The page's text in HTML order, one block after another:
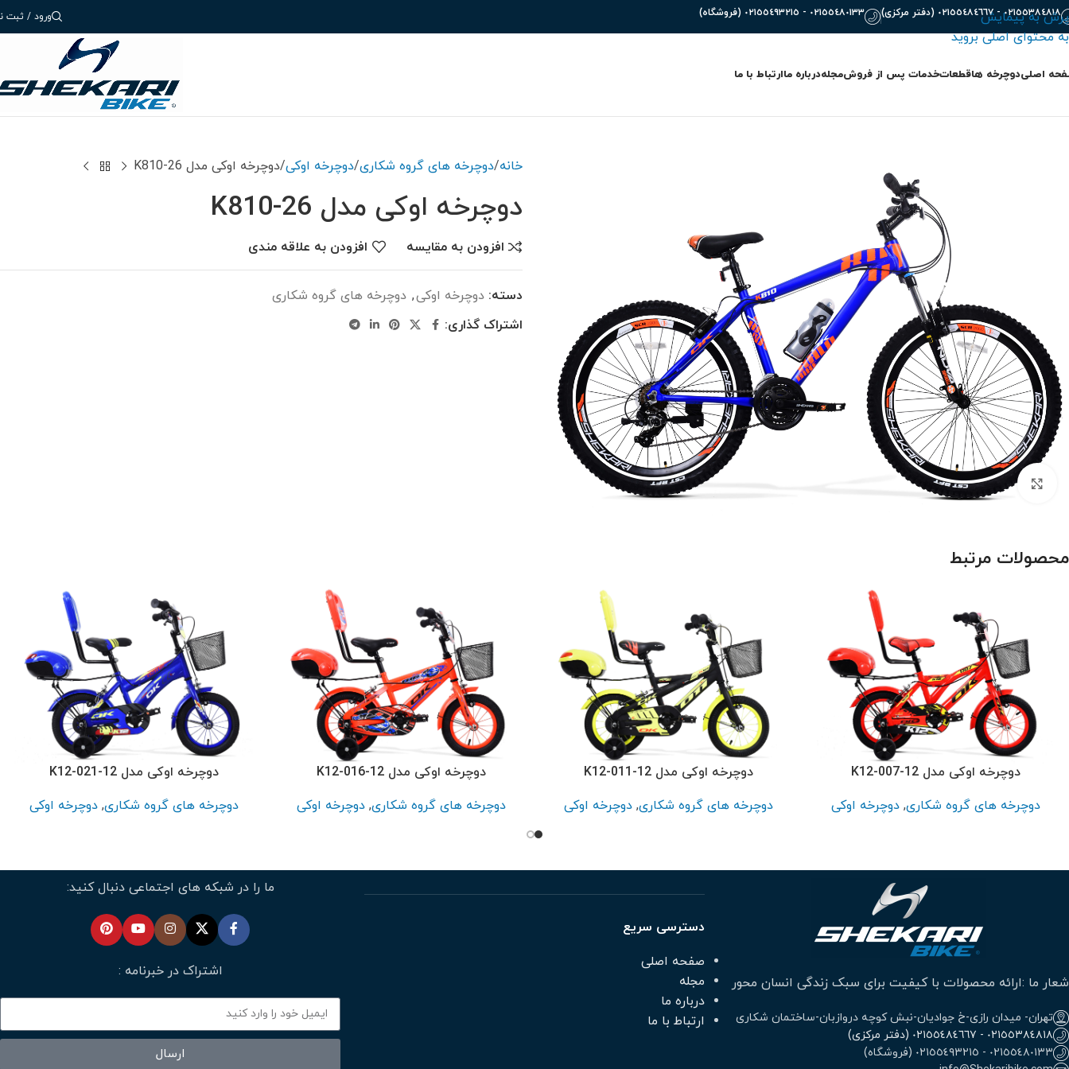
پرش به پیمایش
به محتوای اصلی بروید
٠٢١٥٥٣٨٤٨١٨ - ٠٢١٥٥٤٨٤٦٦٧ (دفتر مرکزی) ٠٢١٥٥٤٨٠١٣٣ - ٠٢١٥٥٤٩٣٢١٥ (فروشگاه) ورود / ثبت
اصلیدوچرخه ها
درباره برند اورلرد (OVERLORD)
سایز 29
سایز 27.5
سایز 26
پر بازدید ترین
سایز 16
قطعاتخدمات پس از فروشمجلهدرباره ماارتباط با ما
بزرگنمایی تصویر
خانه دوچرخه های گروه شکاری دوچرخه اوکی دوچرخه اوکی مدل K810-26
دوچرخه اوکی مدل K810-26
افزودن به مقایسه افزودن به علاقه مندی
دسته: دوچرخه اوکی, دوچرخه های گروه شکاری
اشتراک گذاری:
محصولات مرتبط
دوچرخه اوکی مدل K12-007-12
دوچرخه های گروه شکاری,دوچرخه اوکی
دوچرخه اوکی مدل K12-011-12
دوچرخه های گروه شکاری,دوچرخه اوکی
دوچرخه اوکی مدل K12-016-12
دوچرخه های گروه شکاری,دوچرخه اوکی
دوچرخه اوکی مدل K12-021-12
دوچرخه های گروه شکاری,دوچرخه اوکی
شعار ما :ارائه محصولات با کیفیت برای سبک زندگی انسان محور
تهران- میدان رازی-خ جوادیان-نبش کوچه دروازبان-ساختمان شکاری
٠٢١٥٥٣٨٤٨١٨ - ٠٢١٥٥٤٨٤٦٦٧ (دفتر مرکزی)
٠٢١٥٥٤٨٠١٣٣ - ٠٢١٥٥٤٩٣٢١٥ (فروشگاه)
دسترسی سریع
صفحه اصلی
مجله
درباره ما
ارتباط با ما
ما را در شبکه های اجتماعی دنبال کنید:
اشتراک در خبرنامه :
ارسال